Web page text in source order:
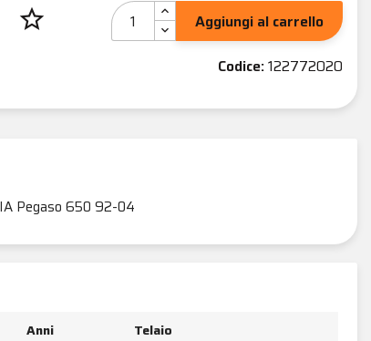
star_border
Aggiungi al carrello
Codice:122772020
Pegaso 650 92-04
Anni
Telaio